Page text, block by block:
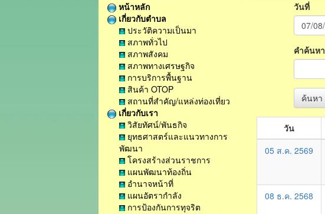
หน้าหลัก
เกี่ยวกับตำบล
ประวัติความเป็นมา
สภาพทั่วไป
สภาพสังคม
สภาพทางเศรษฐกิจ
การบริการพื้นฐาน
สินค้า OTOP
สถานที่สำคัญ/แหล่งท่องเที่ยว
เกี่ยวกับเรา
วิสัยทัศน์/พันธกิจ
ยุทธศาสตร์และแนวทางการ
พัฒนา
โครงสร้างส่วนราชการ
แผนพัฒนาท้องถิ่น
อำนาจหน้าที่
แผนอัตรากำลัง
การป้องกันการทุจริต
วันที่
คำค้นหา
ค้นหา
วัน
05 ส.ค. 2569
08 ธ.ค. 2568